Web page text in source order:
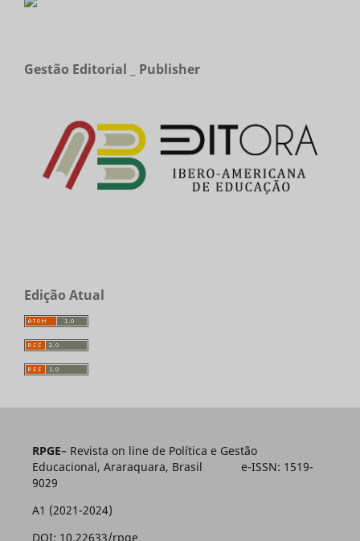
Gestão Editorial _ Publisher
Edição Atual
RPGE– Revista on line de Política e Gestão
Educacional, Araraquara, Brasil e-ISSN: 1519-
9029
A1 (2021-2024)
DOI: 10.22633/rpge